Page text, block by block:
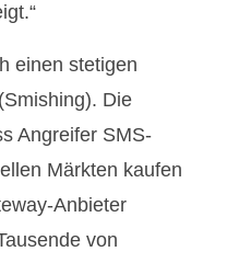
einen stetigen
Die
Angreifer SMS-
Märkten kaufen
Anbieter
von